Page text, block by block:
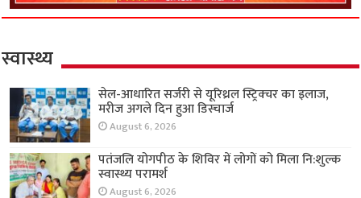
स्वास्थ्य
सेल-आधारित सर्जरी से यूरिथ्रल स्ट्रिक्चर का इलाज,
मरीज अगले दिन हुआ डिस्चार्ज
August 6, 2026
पतंजलि योगपीठ के शिविर में लोगों को मिला नि:शुल्क
स्वास्थ्य परामर्श
August 6, 2026